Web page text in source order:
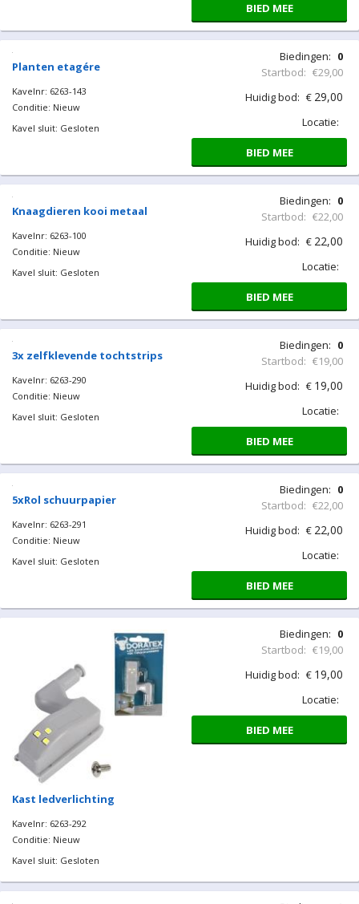
BIED MEE
Planten etagére
Kavelnr: 6263-143
Conditie: Nieuw
Kavel sluit: Gesloten
Biedingen: 0
Startbod: €29,00
Huidig bod: € 29,00
Locatie:
BIED MEE
Knaagdieren kooi metaal
Kavelnr: 6263-100
Conditie: Nieuw
Kavel sluit: Gesloten
Biedingen: 0
Startbod: €22,00
Huidig bod: € 22,00
Locatie:
BIED MEE
3x zelfklevende tochtstrips
Kavelnr: 6263-290
Conditie: Nieuw
Kavel sluit: Gesloten
Biedingen: 0
Startbod: €19,00
Huidig bod: € 19,00
Locatie:
BIED MEE
Kavelnr: 6263-291
Conditie: Nieuw
Kavel sluit: Gesloten
Biedingen: 0
Startbod: €22,00
Huidig bod: € 22,00
Locatie:
BIED MEE